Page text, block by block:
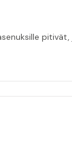
mukavaa porukkaa